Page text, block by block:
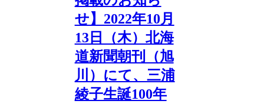
せ】2022年10月
13日（木）北海
道新聞朝刊（旭
川）にて、三浦
綾子生誕100年